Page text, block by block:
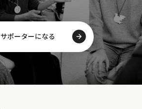
サポーターになる